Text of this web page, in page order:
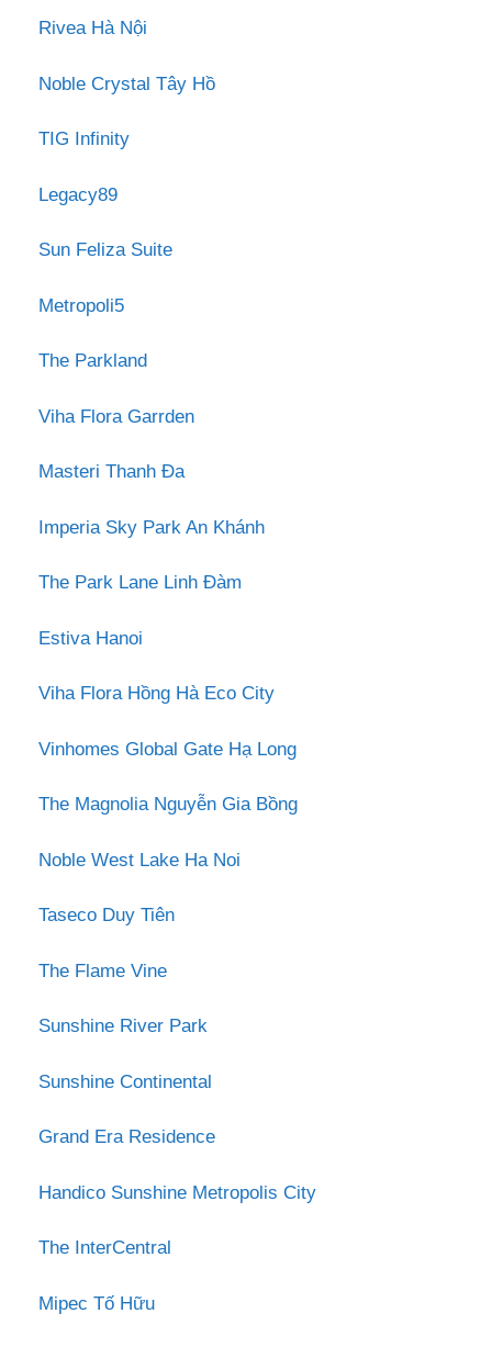
Rivea Hà Nội
Noble Crystal Tây Hồ
TIG Infinity
Legacy89
Sun Feliza Suite
Metropoli5
The Parkland
Viha Flora Garrden
Masteri Thanh Đa
Imperia Sky Park An Khánh
The Park Lane Linh Đàm
Estiva Hanoi
Viha Flora Hồng Hà Eco City
Vinhomes Global Gate Hạ Long
The Magnolia Nguyễn Gia Bồng
Noble West Lake Ha Noi
Taseco Duy Tiên
The Flame Vine
Sunshine River Park
Sunshine Continental
Grand Era Residence
Handico Sunshine Metropolis City
The InterCentral
Mipec Tố Hữu